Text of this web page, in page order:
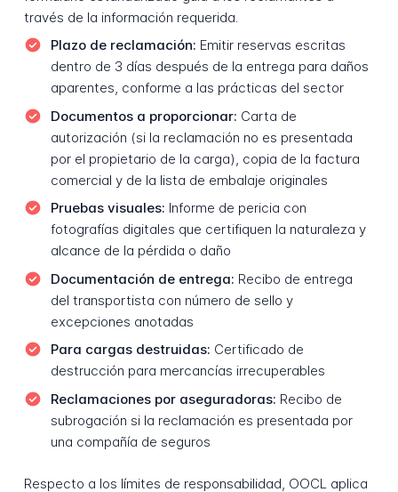
través de la información requerida.
Plazo de reclamación: Emitir reservas escritas
dentro de 3 días después de la entrega para daños
aparentes, conforme a las prácticas del sector
Documentos a proporcionar: Carta de
autorización (si la reclamación no es presentada
por el propietario de la carga), copia de la factura
comercial y de la lista de embalaje originales
Pruebas visuales: Informe de pericia con
fotografías digitales que certifiquen la naturaleza y
alcance de la pérdida o daño
Documentación de entrega: Recibo de entrega
del transportista con número de sello y
excepciones anotadas
Para cargas destruidas: Certificado de
destrucción para mercancías irrecuperables
Reclamaciones por aseguradoras: Recibo de
subrogación si la reclamación es presentada por
una compañía de seguros
Respecto a los límites de responsabilidad, OOCL aplica